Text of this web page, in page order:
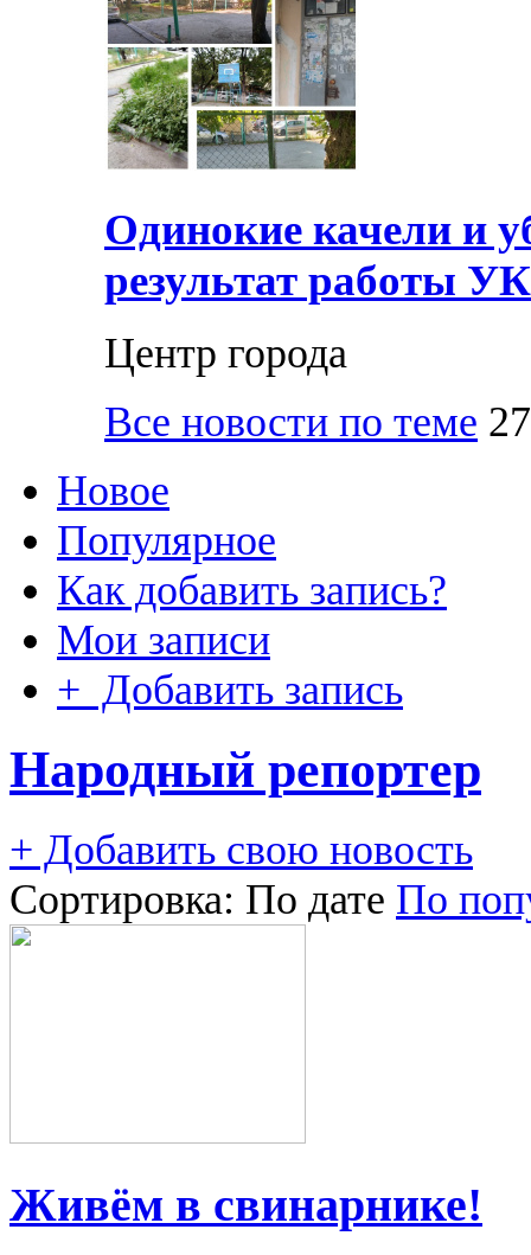
Одинокие качели и
результат работы
Центр города
Все новости по теме
Новое
Популярное
Как добавить запись?
Мои записи
+ Добавить запись
Народный репортер
+ Добавить свою новость
Сортировка: По дате По
Живём в свинарнике!